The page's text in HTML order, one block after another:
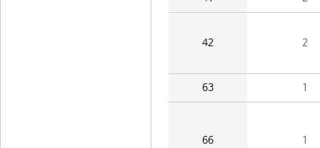
42 2
63 1
66 1